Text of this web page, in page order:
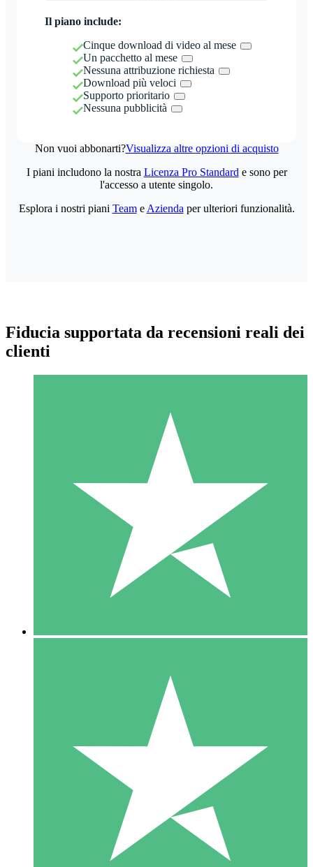
Il piano include:
Cinque download di video al mese
Un pacchetto al mese
Nessuna attribuzione richiesta
Download più veloci
Supporto prioritario
Nessuna pubblicità
Non vuoi abbonarti?Visualizza altre opzioni di acquisto
Pacchetti di Crediti Individuali
Paga a consumo con crediti di download. Nessun impegno
1 Download
10
US$1500
10 Download
20
I piani includono la nostra Licenza Pro Standard e sono per
l'accesso a utente singolo.
Esplora i nostri piani Teame Azienda per ulteriori funzionalità.
Fiducia supportata da recensioni reali dei
clienti